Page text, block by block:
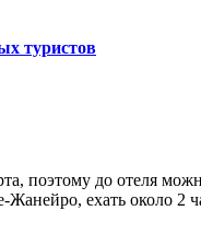
туристов
поэтому до отеля
Жанейро, ехать около 2